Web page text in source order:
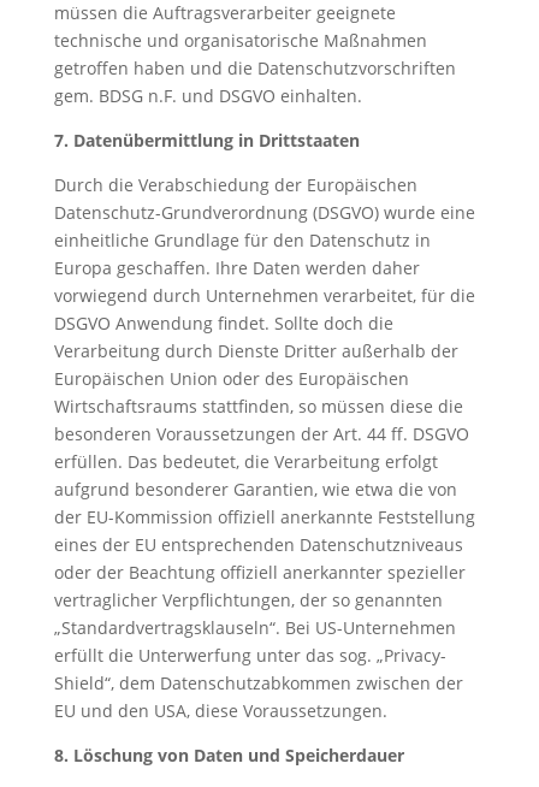
müssen die Auftragsverarbeiter geeignete
technische und organisatorische Maßnahmen
getroffen haben und die Datenschutzvorschriften
gem. BDSG n.F. und DSGVO einhalten.
7. Datenübermittlung in Drittstaaten
Durch die Verabschiedung der Europäischen
Datenschutz-Grundverordnung (DSGVO) wurde eine
einheitliche Grundlage für den Datenschutz in
Europa geschaffen. Ihre Daten werden daher
vorwiegend durch Unternehmen verarbeitet, für die
DSGVO Anwendung findet. Sollte doch die
Verarbeitung durch Dienste Dritter außerhalb der
Europäischen Union oder des Europäischen
Wirtschaftsraums stattfinden, so müssen diese die
besonderen Voraussetzungen der Art. 44 ff. DSGVO
erfüllen. Das bedeutet, die Verarbeitung erfolgt
aufgrund besonderer Garantien, wie etwa die von
der EU-Kommission offiziell anerkannte Feststellung
eines der EU entsprechenden Datenschutzniveaus
oder der Beachtung offiziell anerkannter spezieller
vertraglicher Verpflichtungen, der so genannten
„Standardvertragsklauseln“. Bei US-Unternehmen
erfüllt die Unterwerfung unter das sog. „Privacy-
Shield“, dem Datenschutzabkommen zwischen der
EU und den USA, diese Voraussetzungen.
8. Löschung von Daten und Speicherdauer